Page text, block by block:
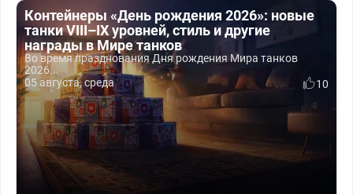
Контейнеры «День рождения 2026»: новые
танки VIII–IX уровней, стиль и другие
награды в Мире танков
Во время празднования Дня рождения Мира танков
2026...
05 августа, среда
10